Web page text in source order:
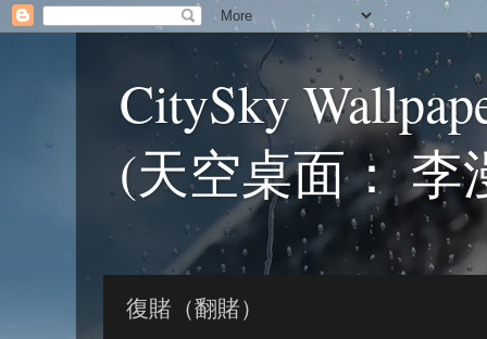
CitySky
(天空桌面： 李
復賭（翻賭）